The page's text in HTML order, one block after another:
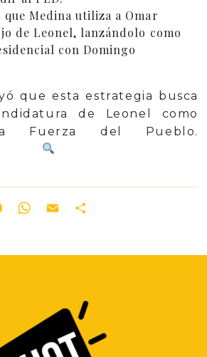
Medina utiliza a Omar
de Leonel, lanzándolo como
con Domingo
que esta estrategia busca
de Leonel como
Fuerza del Pueblo.
FacebookWhatsApp
Email